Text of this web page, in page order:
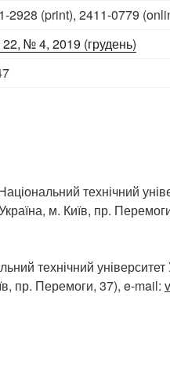
2928 (print), 2411-0779
№ 4, 2019 (грудень)
технічний
м. Київ, пр.
технічний університет
пр. Перемоги, 37), e-mail: